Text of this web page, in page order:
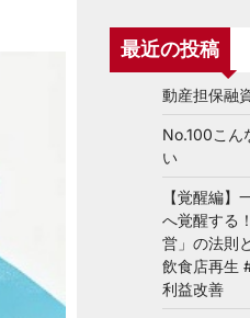
最近の投稿
動産担保融
No.100こん
い
【覚醒編】
へ覚醒する
営」の法則
飲食店再生
利益改善